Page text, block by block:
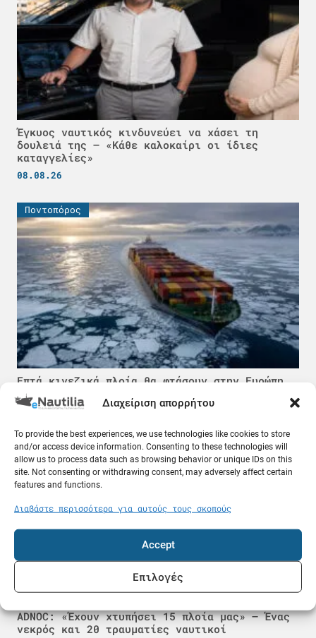
Διαχείριση απορρήτου
To provide the best experiences, we use technologies like cookies to store
and/or access device information. Consenting to these technologies will
allow us to process data such as browsing behavior or unique IDs on this
site. Not consenting or withdrawing consent, may adversely affect certain
features and functions.
Διαβάστε περισσότερα για αυτούς τους σκοπούς
Accept
Επιλογές
Έγκυος ναυτικός κινδυνεύει να χάσει τη
δουλειά της – «Κάθε καλοκαίρι οι ίδιες
καταγγελίες»
08.08.26
Ποντοπόρος
Επτά κινεζικά πλοία θα φτάσουν στην Ευρώπη
διασχίζοντας την Αρκτική
08.08.26
Κόσμος
ADNOC: «Έχουν χτυπήσει 15 πλοία μας» – Ένας
νεκρός και 20 τραυματίες ναυτικοί